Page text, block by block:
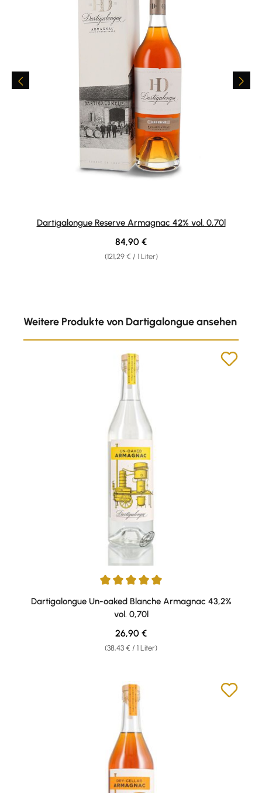
Dartigalongue Reserve Armagnac 42% vol. 0,70l
(121,29 € / 1 Liter)
Regulärer Preis:
84,90 €
Weitere Produkte von Dartigalongue ansehen
Durchschnittliche Bewertung von 5 von 5 Sternen
Dartigalongue Un-oaked Blanche Armagnac 43,2%
vol. 0,70l
(38,43 € / 1 Liter)
Regulärer Preis:
26,90 €